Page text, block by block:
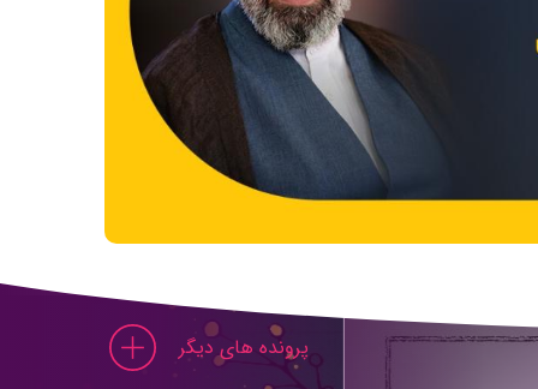
پرونده های دیگر